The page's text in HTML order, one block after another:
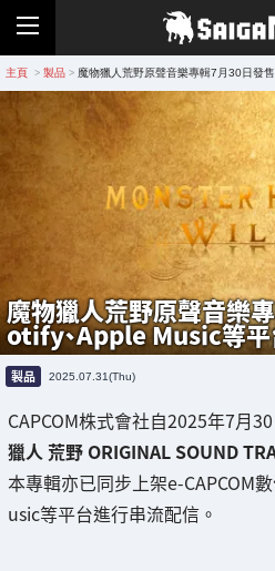
主頁 > 製品 > 魔物獵人荒野原聲音樂專輯7月30日發
魔物獵人荒野原聲音樂
otify、Apple Music等平
製品 2025.07.31(Thu)
CAPCOM株式會社自2025年7月
獵人 荒野 ORIGINAL SOUND
本專輯亦已同步上架e-CAPCOM
usic等平台進行串流配信。